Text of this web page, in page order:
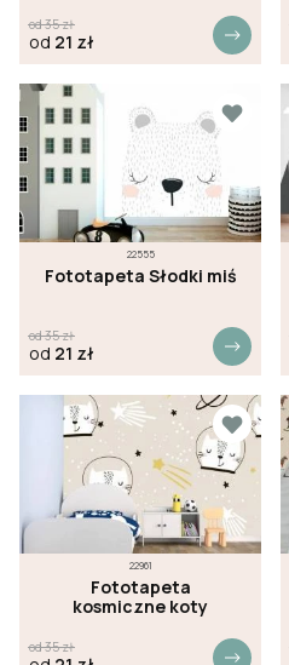
od35zł
od 21 zł
22555
Fototapeta Słodki miś
od35zł
od 21 zł
22961
Fototapeta
kosmiczne koty
od35zł